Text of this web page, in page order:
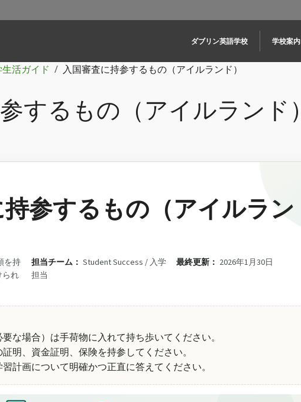
Main navigation
ダブリン英語学校 学校案内
活ガイド 入国審査に持参するもの（アイルランド）
するもの（アイルランド）
参するもの（アイルラン
を持
られ
担当チーム： Student Success / 入学
担当
最終更新： 2026年1月30日
な場合）は手荷物に入れて持ち歩いてください。
明、資金証明、保険を持参してください。
計画について明確かつ正直に答えてください。